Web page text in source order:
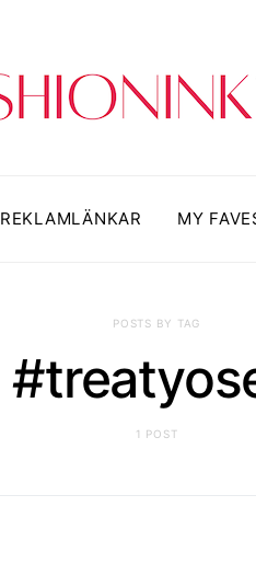
REKLAMLÄNKAR MY
POSTS BY TAG
1 POST